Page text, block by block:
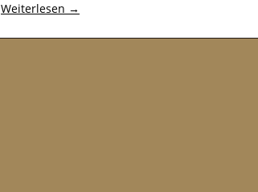
Weiterlesen →